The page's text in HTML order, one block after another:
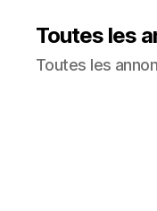
Toutes les
Toutes les